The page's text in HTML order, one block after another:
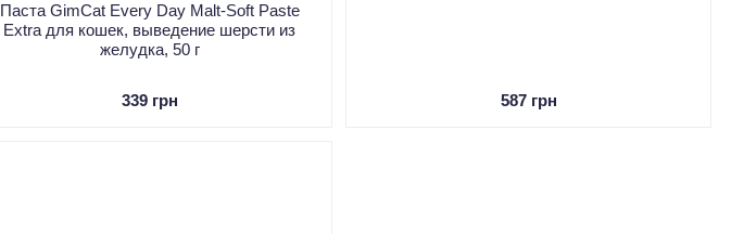
Паста GimCat Every Day Malt-Soft Paste
Extra для кошек, выведение шерсти из
желудка, 50 г
339 грн 587 грн